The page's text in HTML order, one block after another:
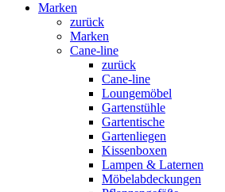
Marken
zurück
Marken
Cane-line
zurück
Cane-line
Loungemöbel
Gartenstühle
Gartentische
Gartenliegen
Kissenboxen
Lampen & Laternen
Möbelabdeckungen